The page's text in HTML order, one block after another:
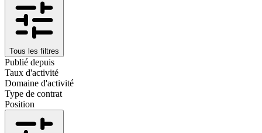
Tous les filtres
Publié depuis
Taux d'activité
Domaine d'activité
Type de contrat
Position